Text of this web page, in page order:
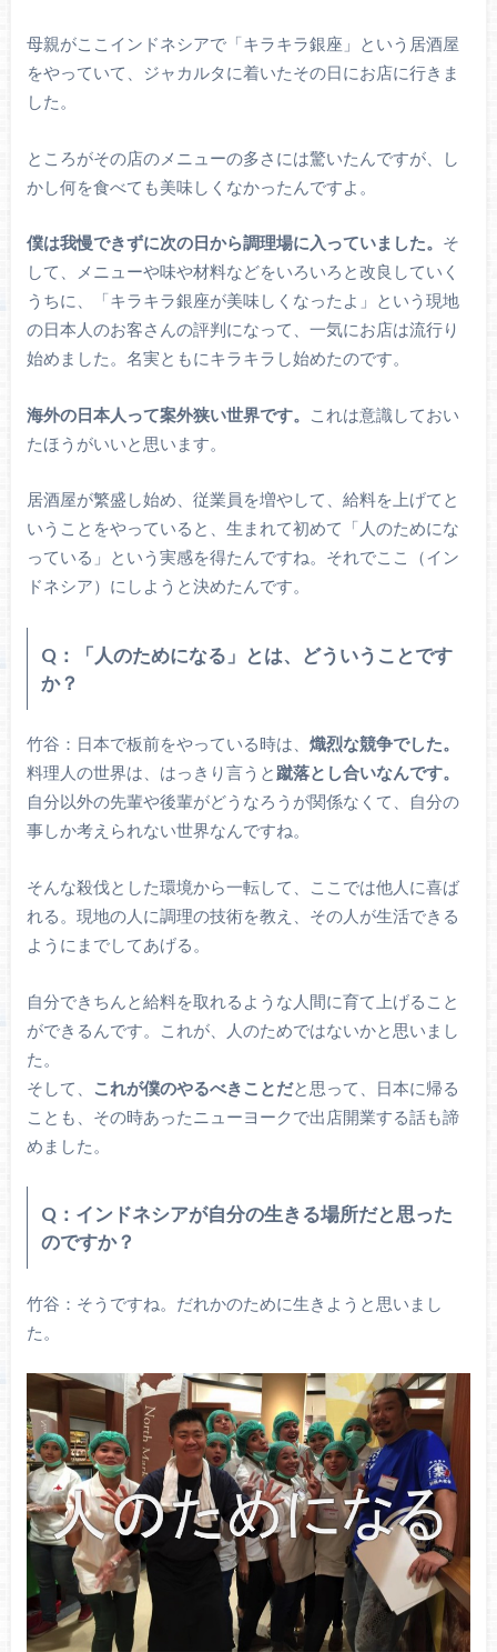
母親がここインドネシアで「キラキラ銀座」という居酒屋
をやっていて、ジャカルタに着いたその日にお店に行きま
した。
ところがその店のメニューの多さには驚いたんですが、し
かし何を食べても美味しくなかったんですよ。
僕は我慢できずに次の日から調理場に入っていました。 そ
して、メニューや味や材料などをいろいろと改良していく
うちに、「キラキラ銀座が美味しくなったよ」という現地
の日本人のお客さんの評判になって、一気にお店は流行り
始めました。名実ともにキラキラし始めたのです。
海外の日本人って案外狭い世界です。
これは意識しておい
たほうがいいと思います。
居酒屋が繁盛し始め、従業員を増やして、給料を上げてと
いうことをやっていると、生まれて初めて「人のためにな
っている」という実感を得たんですね。それでここ（イン
ドネシア）にしようと決めたんです。
Q：「人のためになる」とは、どういうことです
か？
竹谷：日本で板前をやっている時は、 熾烈な競争でした。
料理人の世界は、はっきり言うと 蹴落とし合いなんです。
自分以外の先輩や後輩がどうなろうが関係なくて、自分の
事しか考えられない世界なんですね。
そんな殺伐とした環境から一転して、ここでは他人に喜ば
れる。現地の人に調理の技術を教え、その人が生活できる
ようにまでしてあげる。
自分できちんと給料を取れるような人間に育て上げること
ができるんです。これが、人のためではないかと思いまし
た。
そして、
これが僕のやるべきことだと思って、日本に帰る
ことも、その時あったニューヨークで出店開業する話も諦
めました。
Q：インドネシアが自分の生きる場所だと思った
のですか？
竹谷：そうですね。だれかのために生きようと思いまし
た。